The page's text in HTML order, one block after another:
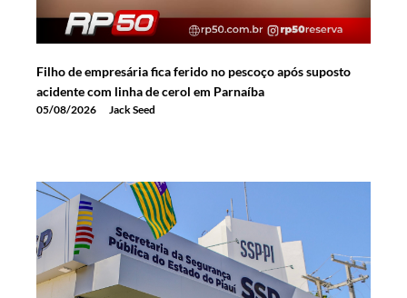
Filho de empresária fica ferido no pescoço após suposto
acidente com linha de cerol em Parnaíba
05/08/2026 Jack Seed